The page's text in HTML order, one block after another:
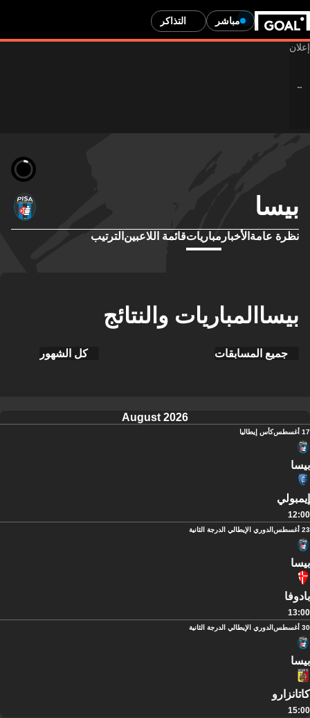
مباشر التذاكر
بيسا
نظرة عامة الأخبار مبارياتقائمة اللاعبين الترتيب
بيساالمباريات والنتائج
جميع المسابقات كل الشهور
August 2026
17 أغسطس كأس إيطاليا
بيسا
إيمبولي
12:00
23 أغسطس الدوري الإيطالي الدرجة الثانية
بيسا
بادوفا
13:00
30 أغسطس الدوري الإيطالي الدرجة الثانية
بيسا
كاتانزارو
15:00